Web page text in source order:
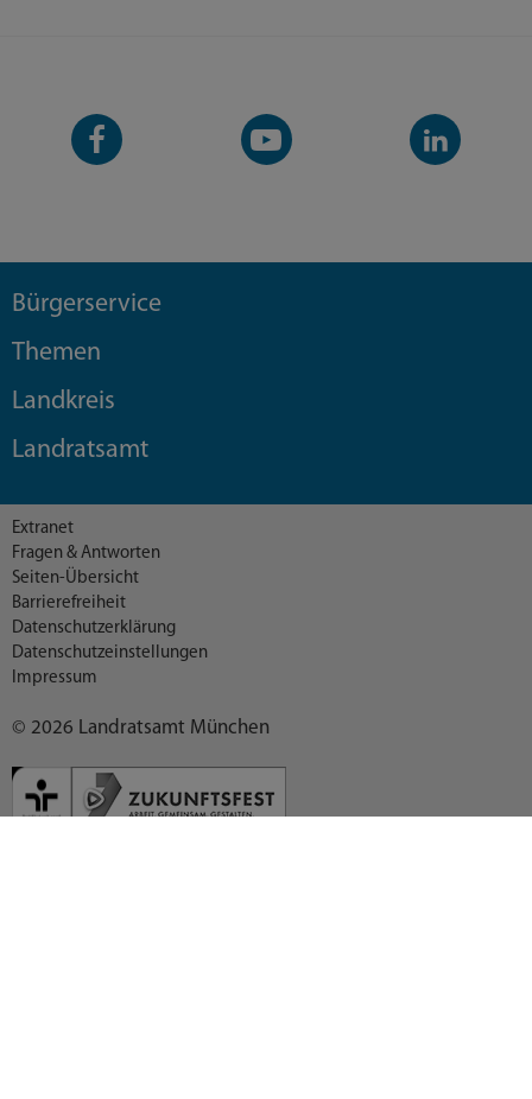
Facebook-
Seite
YouTube-
Kanal
LinkedIn-
Kanal
Bürgerservice
Themen
Landkreis
Landratsamt
© 2026 Landratsamt München
Extranet
Fragen & Antworten
Seiten-Übersicht
Barrierefreiheit
Datenschutzerklärung
Datenschutzeinstellungen
Impressum